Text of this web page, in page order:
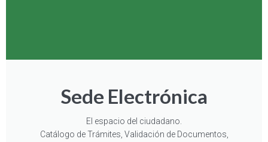
Sede Electrónica
El espacio del ciudadano.
Catálogo de Trámites, Validación de Documentos,